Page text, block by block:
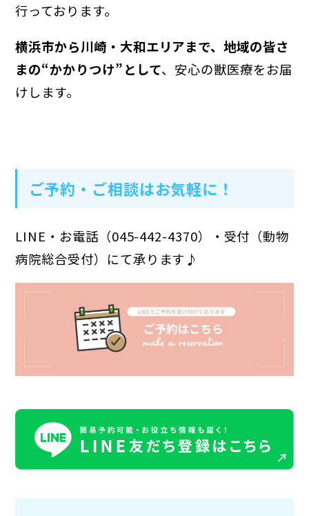
行っております。
横浜市から川崎・大和エリアまで、地域の皆さ
まの“かかりつけ”として、安心の獣医療をお届
けします。
ご予約・ご相談はお気軽に！
LINE・お電話（045-442-4370）・受付（動物
病院総合受付）にて承ります♪